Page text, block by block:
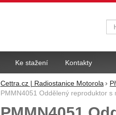
Cettra.cz | Radiostanice Motorola
PMMN4051 Oddělený reproduktor s
Ke stažení Kontakty